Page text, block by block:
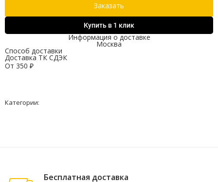
Заказать
Купить в 1 клик
Информация о доставке
Москва
Способ доставки
Доставка ТК СДЭК
От 350 ₽
Категории:
Бесплатная доставка